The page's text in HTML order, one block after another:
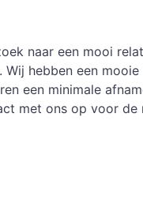
naar een mooi
hebben een
een minimale
met ons op voor de